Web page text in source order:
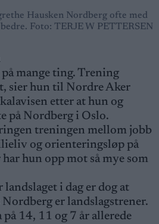
Hausken Nordberg ofte med
Foto: TERJE W PETTERSEN
på mange ting. Trening
sier hun til Nordre Aker
etter at hun og
på Nordberg i Oslo.
treningen mellom jobb
og orienteringsløp på
hun opp mot så mye som
i dag er dog at
er landslagstrener.
14, 11 og 7 år allerede